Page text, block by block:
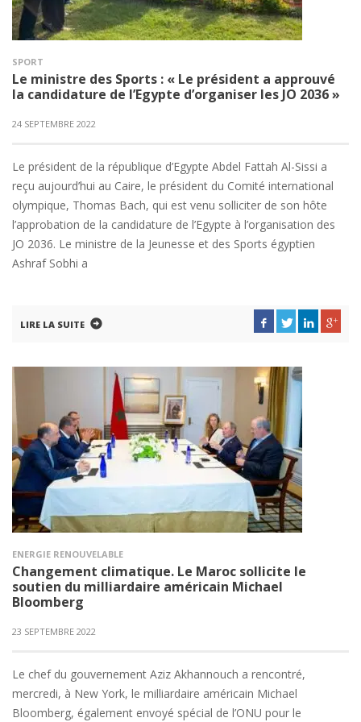
SPORT
Le ministre des Sports : « Le président a approuvé
la candidature de l’Egypte d’organiser les JO 2036 »
24 SEPTEMBRE 2022
Le président de la république d’Egypte Abdel Fattah Al-Sissi a
reçu aujourd’hui au Caire, le président du Comité international
olympique, Thomas Bach, qui est venu solliciter de son hôte
l’approbation de la candidature de l’Egypte à l’organisation des
JO 2036. Le ministre de la Jeunesse et des Sports égyptien
Ashraf Sobhi a
LIRE LA SUITE
ENERGIE RENOUVELABLE
Changement climatique. Le Maroc sollicite le
soutien du milliardaire américain Michael
Bloomberg
23 SEPTEMBRE 2022
Le chef du gouvernement Aziz Akhannouch a rencontré,
mercredi, à New York, le milliardaire américain Michael
Bloomberg, également envoyé spécial de l’ONU pour le